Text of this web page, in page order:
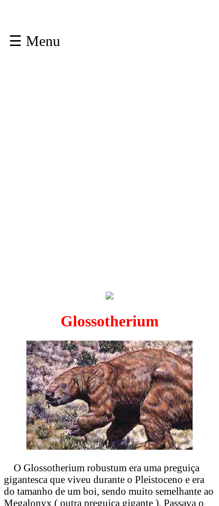
☰ Menu
Glossotherium
O Glossotherium robustum era uma preguiça
gigantesca que viveu durante o Pleistoceno e era
do tamanho de um boi, sendo muito semelhante ao
Megalonyx ( outra preguiça gigante ). Passava o